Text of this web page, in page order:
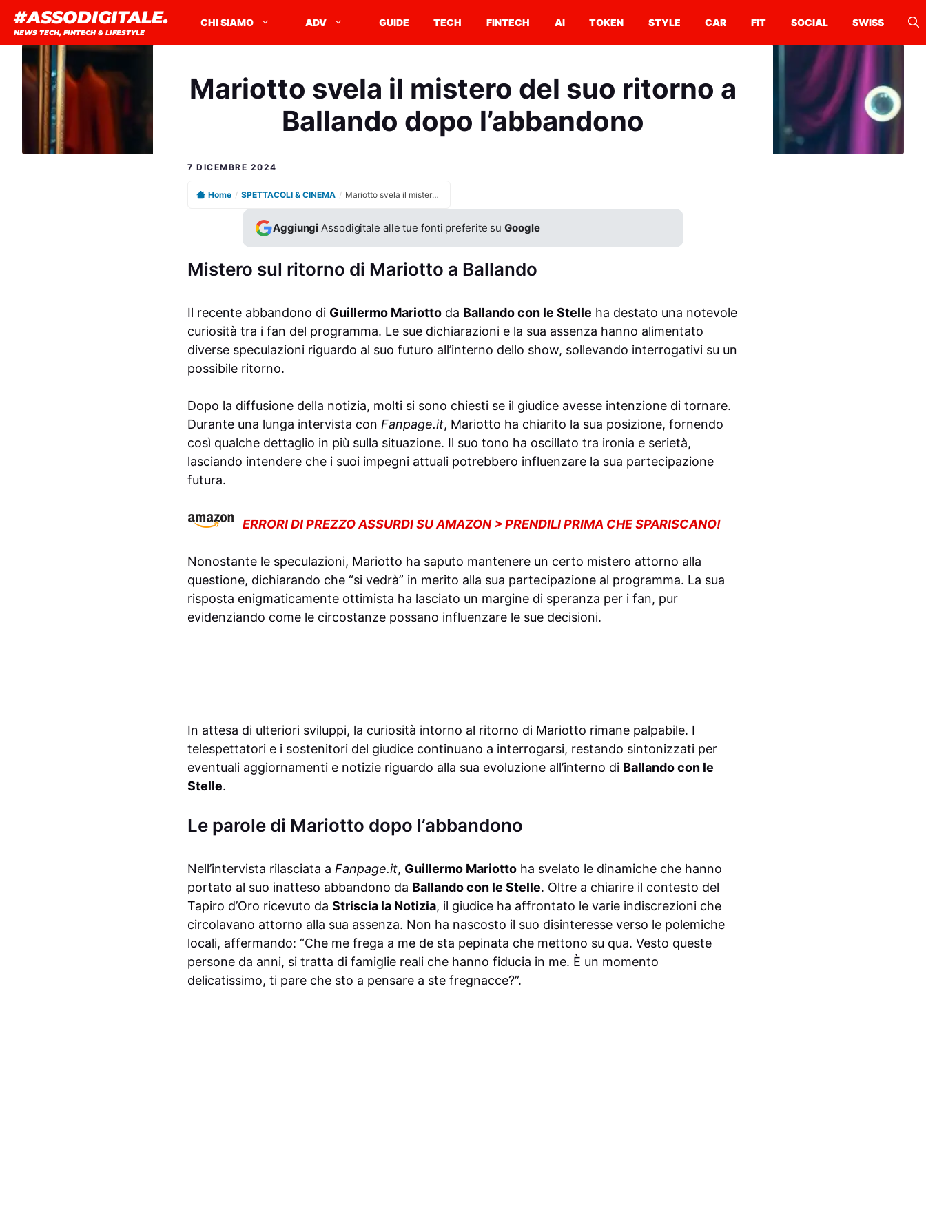
contenuto
#ASSODIGITALE.
NEWS TECH, FINTECH & LIFESTYLE
CHI SIAMO ADV GUIDE TECH FINTECH AI TOKEN STYLE CAR FIT SOCIAL SWISS
Mariotto svela il mistero del suo ritorno a
Ballando dopo l’abbandono
7 DICEMBRE 2024
Home / SPETTACOLI & CINEMA / Mariotto svela il mistero del suo ritorno a Ballando dopo l’abbandono
Aggiungi Assodigitale alle tue fonti preferite suGoogle
Mistero sul ritorno di Mariotto a Ballando
Il recente abbandono di Guillermo Mariotto da Ballando con le Stelle ha destato una notevole
curiosità tra i fan del programma. Le sue dichiarazioni e la sua assenza hanno alimentato
diverse speculazioni riguardo al suo futuro all’interno dello show, sollevando interrogativi su un
possibile ritorno.
Dopo la diffusione della notizia, molti si sono chiesti se il giudice avesse intenzione di tornare.
Durante una lunga intervista con Fanpage.it, Mariotto ha chiarito la sua posizione, fornendo
così qualche dettaglio in più sulla situazione. Il suo tono ha oscillato tra ironia e serietà,
lasciando intendere che i suoi impegni attuali potrebbero influenzare la sua partecipazione
futura.
ERRORI DI PREZZO ASSURDI SU AMAZON > PRENDILI PRIMA CHE SPARISCANO!
Nonostante le speculazioni, Mariotto ha saputo mantenere un certo mistero attorno alla
questione, dichiarando che “si vedrà” in merito alla sua partecipazione al programma. La sua
risposta enigmaticamente ottimista ha lasciato un margine di speranza per i fan, pur
evidenziando come le circostanze possano influenzare le sue decisioni.
In attesa di ulteriori sviluppi, la curiosità intorno al ritorno di Mariotto rimane palpabile. I
telespettatori e i sostenitori del giudice continuano a interrogarsi, restando sintonizzati per
eventuali aggiornamenti e notizie riguardo alla sua evoluzione all’interno di Ballando con le
Stelle.
Le parole di Mariotto dopo l’abbandono
Nell’intervista rilasciata a Fanpage.it, Guillermo Mariotto ha svelato le dinamiche che hanno
portato al suo inatteso abbandono da Ballando con le Stelle. Oltre a chiarire il contesto del
Tapiro d’Oro ricevuto da Striscia la Notizia, il giudice ha affrontato le varie indiscrezioni che
circolavano attorno alla sua assenza. Non ha nascosto il suo disinteresse verso le polemiche
locali, affermando: “Che me frega a me de sta pepinata che mettono su qua. Vesto queste
persone da anni, si tratta di famiglie reali che hanno fiducia in me. È un momento
delicatissimo, ti pare che sto a pensare a ste fregnacce?”.